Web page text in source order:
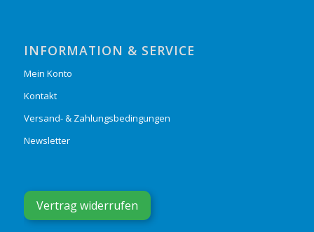
INFORMATION & SERVICE
Mein Konto
Kontakt
Versand- & Zahlungsbedingungen
Newsletter
Vertrag widerrufen